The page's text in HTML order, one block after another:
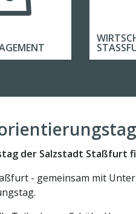
der Salzstadt Staßfurt
- gemeinsam mit